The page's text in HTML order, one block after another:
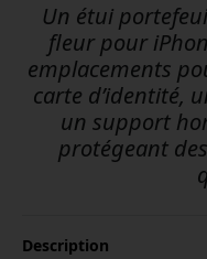
Un étui
fleur pour
emplacements
carte d’identité,
un support
protégeant
Description